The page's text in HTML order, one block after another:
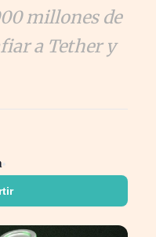
millones de
a Tether y